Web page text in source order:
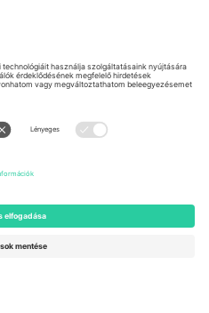
United Kingdom
167 City Road, London, Greater
Engelberg, Switzerland